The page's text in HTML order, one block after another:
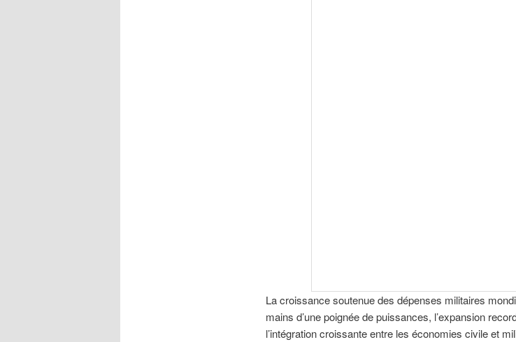
La croissance soutenue des dépenses militaires
mains d’une poignée de puissances, l’expansion
l’intégration croissante entre les économies civile et